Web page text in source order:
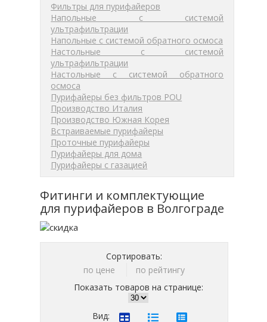
Фильтры для пурифайеров
Напольные с системой
ультрафильтрации
Напольные с системой обратного осмоса
Настольные с системой
ультрафильтрации
Настольные с системой обратного
осмоса
Пурифайеры без фильтров POU
Производство Италия
Производство Южная Корея
Встраиваемые пурифайеры
Проточные пурифайеры
Пурифайеры для дома
Пурифайеры с газацией
Фитинги и комплектующие
для пурифайеров в Волгограде
Сортировать:
по цене
по рейтингу
Показать товаров на странице:
Вид: